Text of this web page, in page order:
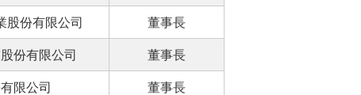
股份有限公司 董事長
份有限公司 董事長
有限公司 董事長